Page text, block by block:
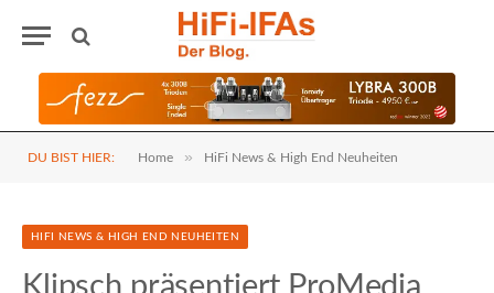
DU BIST HIER: Home » HiFi News & High End Neuheiten
HIFI NEWS & HIGH END NEUHEITEN